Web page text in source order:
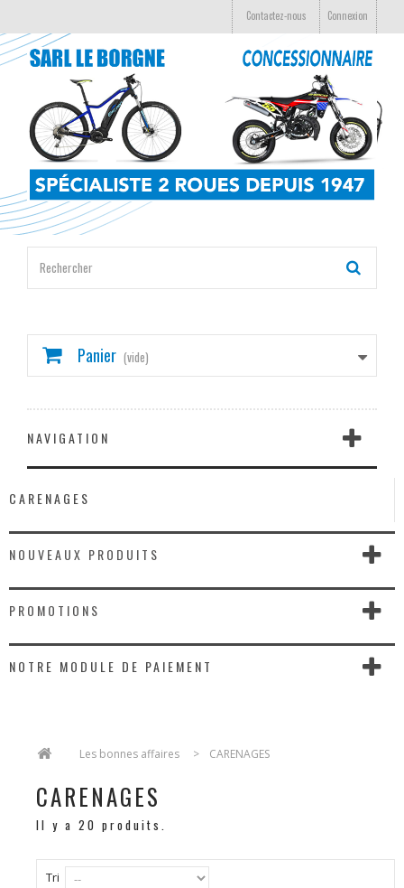
Connexion
Contactez-nous
Panier (vide)
NAVIGATION
CARENAGES
NOUVEAUX PRODUITS
PROMOTIONS
NOTRE MODULE DE PAIEMENT
Les bonnes affaires > CARENAGES
CARENAGES
Il y a 20 produits.
Tri